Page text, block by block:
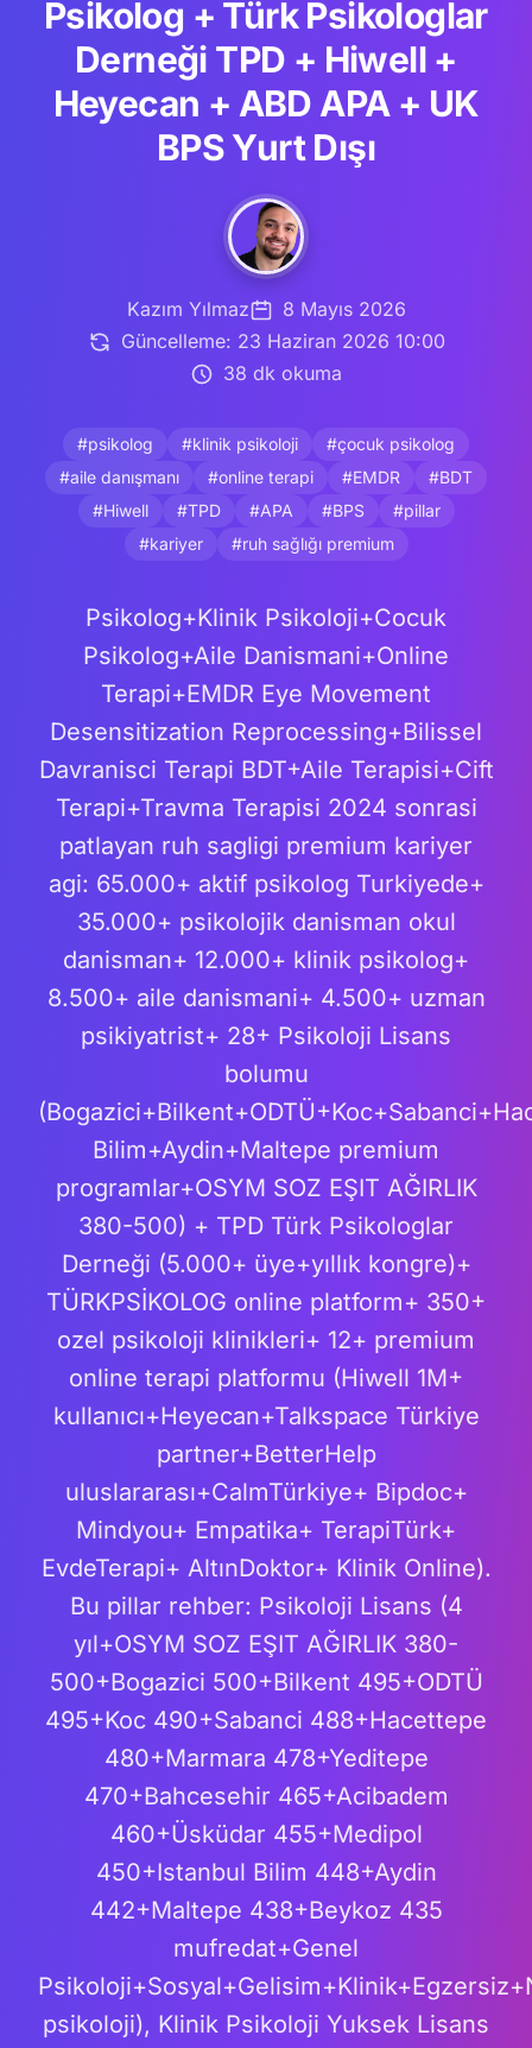
Psikolog + Türk Psikologlar
Derneği TPD + Hiwell +
Heyecan + ABD APA + UK
BPS Yurt Dışı
Kazım Yılmaz
8 Mayıs 2026
Güncelleme: 23 Haziran 2026 10:00
38 dk okuma
#psikolog #klinik psikoloji
#çocuk psikolog
#aile danışmanı
#online terapi #EMDR
#BDT
#Hiwell
#TPD #APA #BPS
#pillar
#kariyer
#ruh sağlığı premium
Psikolog+Klinik Psikoloji+Cocuk
Psikolog+Aile Danismani+Online
Terapi+EMDR Eye Movement
Desensitization Reprocessing+Bilissel
Davranisci Terapi BDT+Aile Terapisi+Cift
Terapi+Travma Terapisi 2024 sonrasi
patlayan ruh sagligi premium kariyer
agi: 65.000+ aktif psikolog Turkiyede+
35.000+ psikolojik danisman okul
danisman+ 12.000+ klinik psikolog+
8.500+ aile danismani+ 4.500+ uzman
psikiyatrist+ 28+ Psikoloji Lisans
bolumu
Bilim+Aydin+Maltepe premium
programlar+OSYM SOZ EŞIT AĞIRLIK
380-500) + TPD Türk Psikologlar
Derneği (5.000+ üye+yıllık kongre)+
TÜRKPSİKOLOG online platform+ 350+
ozel psikoloji klinikleri+ 12+ premium
online terapi platformu (Hiwell 1M+
kullanıcı+Heyecan+Talkspace Türkiye
partner+BetterHelp
uluslararası+CalmTürkiye+ Bipdoc+
Mindyou+ Empatika+ TerapiTürk+
EvdeTerapi+ AltınDoktor+ Klinik Online).
Bu pillar rehber: Psikoloji Lisans (4
yıl+OSYM SOZ EŞIT AĞIRLIK 380-
500+Bogazici 500+Bilkent 495+ODTÜ
495+Koc 490+Sabanci 488+Hacettepe
480+Marmara 478+Yeditepe
470+Bahcesehir 465+Acibadem
460+Üsküdar 455+Medipol
450+Istanbul Bilim 448+Aydin
442+Maltepe 438+Beykoz 435
mufredat+Genel
psikoloji), Klinik Psikoloji Yuksek Lisans